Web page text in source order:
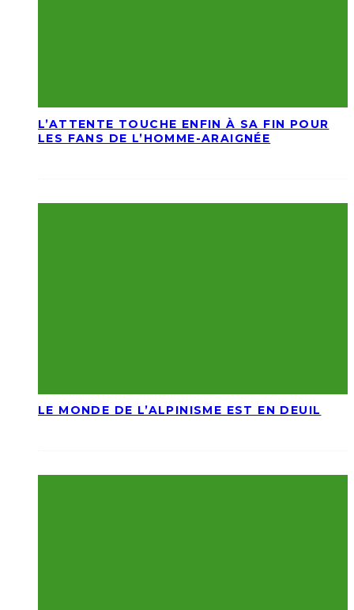
L’ATTENTE TOUCHE ENFIN À SA FIN POUR
LES FANS DE L’HOMME-ARAIGNÉE
LE MONDE DE L’ALPINISME EST EN DEUIL